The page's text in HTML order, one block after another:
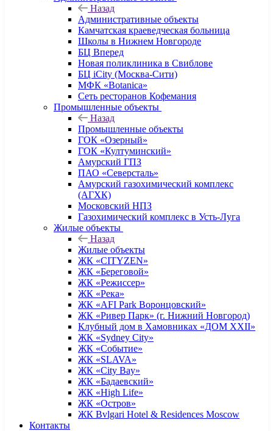
Назад
Административные объекты
Камчатская краеведческая больница
Школы в Нижнем Новгороде
БЦ Вперед
Новая поликлиника в Свиблове
БЦ iCity (Москва-Сити)
МФК «Botanica»
Сеть ресторанов Кофемания
Промышленные объекты
Назад
Промышленные объекты
ГОК «Озерный»
ГОК «Култуминский»
Амурский ГПЗ
ПАО «Северсталь»
Амурский газохимический комплекс
(АГХК)
Московский НПЗ
Газохимический комплекс в Усть-Луга
Жилые объекты
Назад
Жилые объекты
ЖК «CITYZEN»
ЖК «Береговой»
ЖК «Режиссер»
ЖК «Река»
ЖК «AFI Park Воронцовский»
ЖК «Ривер Парк» (г. Нижний Новгород)
Клубный дом в Хамовниках «ДОМ XXII»
ЖК «Sydney City»
ЖК «Событие»
ЖК «SLAVA»
ЖК «City Bay»
ЖК «Бадаевский»
ЖК «High Life»
ЖК «Остров»
ЖК Bvlgari Hotel & Residences Moscow
Контакты